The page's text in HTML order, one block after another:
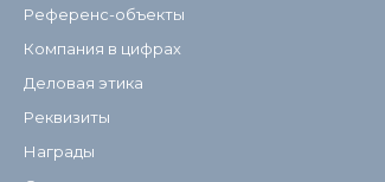
Референс-объекты
Компания в цифрах
Деловая этика
Реквизиты
Награды